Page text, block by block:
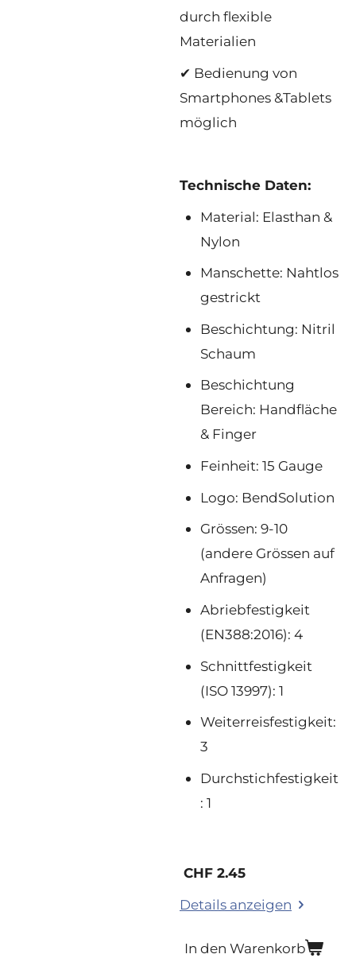
durch flexible
Materialien
✔ Bedienung von
Smartphones &Tablets
möglich
Technische Daten:
Material: Elasthan &
Nylon
Manschette: Nahtlos
gestrickt
Beschichtung: Nitril
Schaum
Beschichtung
Bereich: Handfläche
& Finger
Feinheit: 15 Gauge
Logo: BendSolution
Grössen: 9-10
(andere Grössen auf
Anfragen)
Abriebfestigkeit
(EN388:2016): 4
Schnittfestigkeit
(ISO 13997): 1
Weiterreisfestigkeit:
3
Durchstichfestigkeit
: 1
CHF 2.45
Details anzeigen
In den Warenkorb